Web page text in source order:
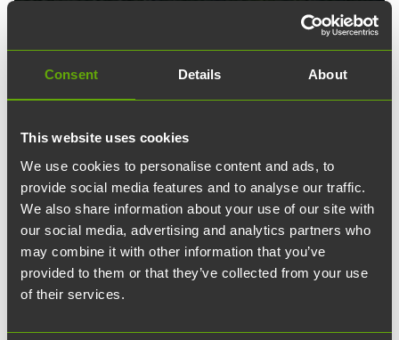
Consent Details About
This website uses cookies
We use cookies to personalise content and ads, to
provide social media features and to analyse our traffic.
We also share information about your use of our site with
our social media, advertising and analytics partners who
may combine it with other information that you’ve
provided to them or that they’ve collected from your use
of their services.
Teknologiakiinteistöt
rakennuttaa Biovianille
lääketehtaan
Teknologiakiinteistöt rakennuttaa
lääketehtaan biologisten lääkkeiden
sopimuskehitykseen ja -valmistukseen